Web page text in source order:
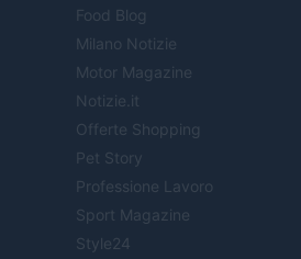
Food Blog
Milano Notizie
Motor Magazine
Notizie.it
Offerte Shopping
Pet Story
Professione Lavoro
Sport Magazine
Style24